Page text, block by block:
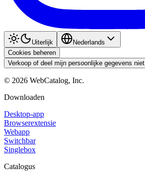
Uiterlijk
Nederlands
Cookies beheren
Verkoop of deel mijn persoonlijke gegevens niet
© 2026 WebCatalog, Inc.
Downloaden
Desktop-app
Browserextensie
Webapp
Switchbar
Singlebox
Catalogus